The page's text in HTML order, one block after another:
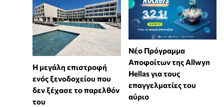
Η μεγάλη επιστροφή
ενός ξενοδοχείου που
δεν ξέχασε το παρελθόν
του
Νέο Πρόγραμμα
Αποφοίτων της Allwyn
Hellas για τους
επαγγελματίες του
αύριο